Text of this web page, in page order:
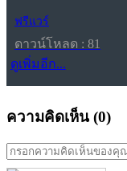
ฟรีแวร์
ดาวน์โหลด : 81
ดูเพิ่มอีก...
ความคิดเห็น (0)